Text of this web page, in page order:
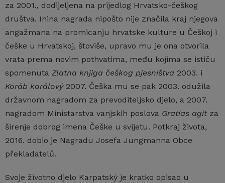
za 2001., dodijeljena na prijedlog Hrvatsko-češkog
društva. Inina nagrada nipošto nije značila kraj njegova
angažmana na promicanju hrvatske kulture u Češkoj i
češke u Hrvatskoj, štoviše, upravo mu je ona otvorila
vrata prema novim pothvatima, među kojima se ističu
spomenuta Zlatna knjiga češkog pjesništva 2003. i
Koráb korálový 2007. Češka mu se pak 2003. odužila
državnom nagradom za prevoditeljsko djelo, a 2007.
nagradom Ministarstva vanjskih poslova Gratias agit za
širenje dobrog imena Češke u svijetu. Potkraj života,
2016. dobio je Nagradu Josefa Jungmanna Obce
překladatelů.
Svoje životno djelo Karpatský je kratko opisao u